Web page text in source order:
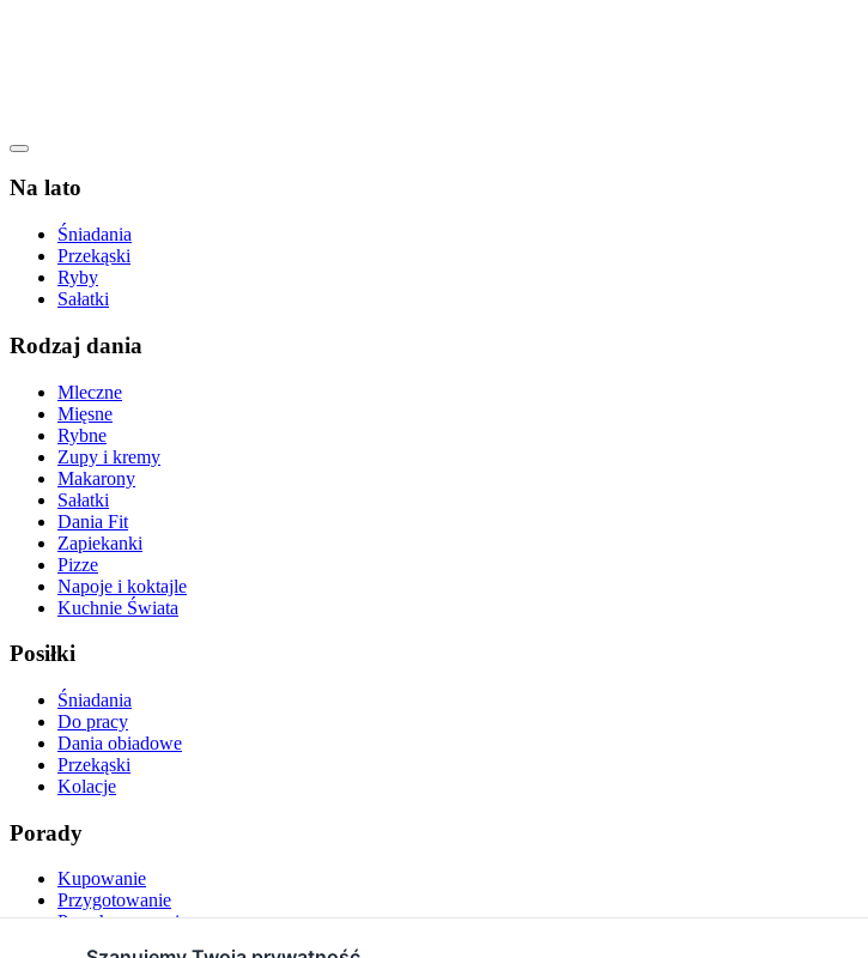
Na lato
Śniadania
Przekąski
Ryby
Sałatki
Rodzaj dania
Mleczne
Mięsne
Rybne
Zupy i kremy
Makarony
Sałatki
Dania Fit
Zapiekanki
Pizze
Napoje i koktajle
Kuchnie Świata
Posiłki
Śniadania
Do pracy
Dania obiadowe
Przekąski
Kolacje
Porady
Kupowanie
Przygotowanie
Przechowywanie